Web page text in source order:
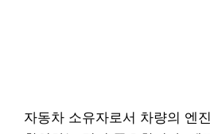
자동차 소유자로서 차량의 엔